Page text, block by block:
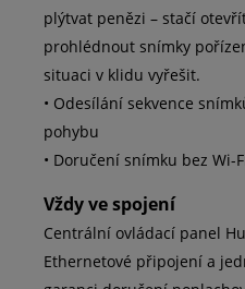
plýtvat penězi – stačí
prohlédnout snímky
situaci v klidu vyřešit.
• Odesílání sekvence
pohybu
• Doručení snímku bez Wi-
Vždy ve spojení
Centrální ovládací panel
Ethernetové připojení a